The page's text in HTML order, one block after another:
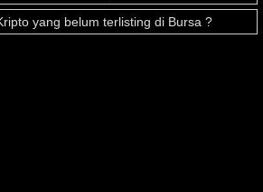
yang belum terlisting di Bursa ?